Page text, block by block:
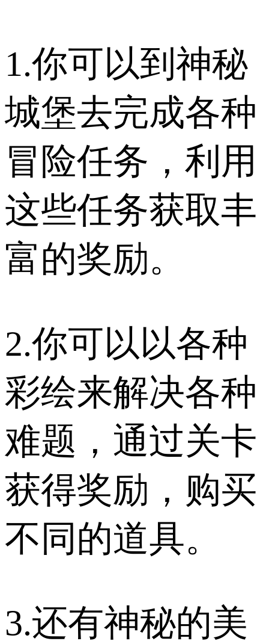
1.你可以到神秘
城堡去完成各种
冒险任务，利用
这些任务获取丰
富的奖励。
2.你可以以各种
彩绘来解决各种
难题，通过关卡
获得奖励，购买
不同的道具。
3.还有神秘的美